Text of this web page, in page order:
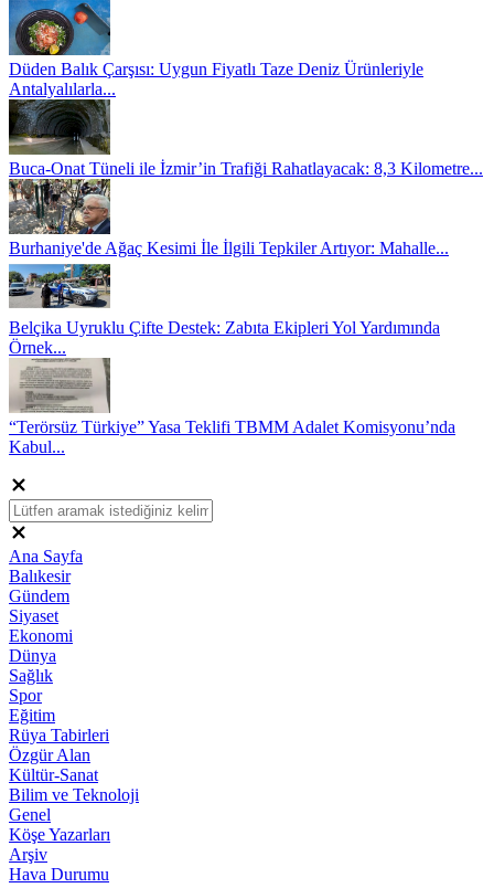
Düden Balık Çarşısı: Uygun Fiyatlı Taze Deniz Ürünleriyle
Antalyalılarla...
Buca-Onat Tüneli ile İzmir’in Trafiği Rahatlayacak: 8,3 Kilometre...
Burhaniye'de Ağaç Kesimi İle İlgili Tepkiler Artıyor: Mahalle...
Belçika Uyruklu Çifte Destek: Zabıta Ekipleri Yol Yardımında
Örnek...
“Terörsüz Türkiye” Yasa Teklifi TBMM Adalet Komisyonu’nda
Kabul...
Ana Sayfa
Balıkesir
Gündem
Siyaset
Ekonomi
Dünya
Sağlık
Spor
Eğitim
Rüya Tabirleri
Özgür Alan
Kültür-Sanat
Bilim ve Teknoloji
Genel
Köşe Yazarları
Arşiv
Hava Durumu